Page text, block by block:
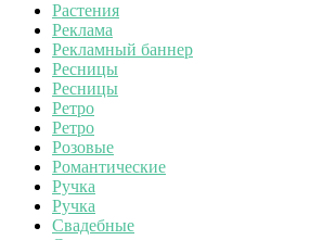
Растения
Реклама
Рекламный баннер
Ресницы
Ресницы
Ретро
Ретро
Розовые
Романтические
Ручка
Ручка
Свадебные